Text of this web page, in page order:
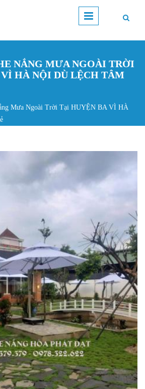
NẮNG MƯA NGOÀI TRỜI
HÀ NỘI DÙ LỆCH TÂM
Mưa Ngoài Trời Tại HUYỆN BA VÌ HÀ